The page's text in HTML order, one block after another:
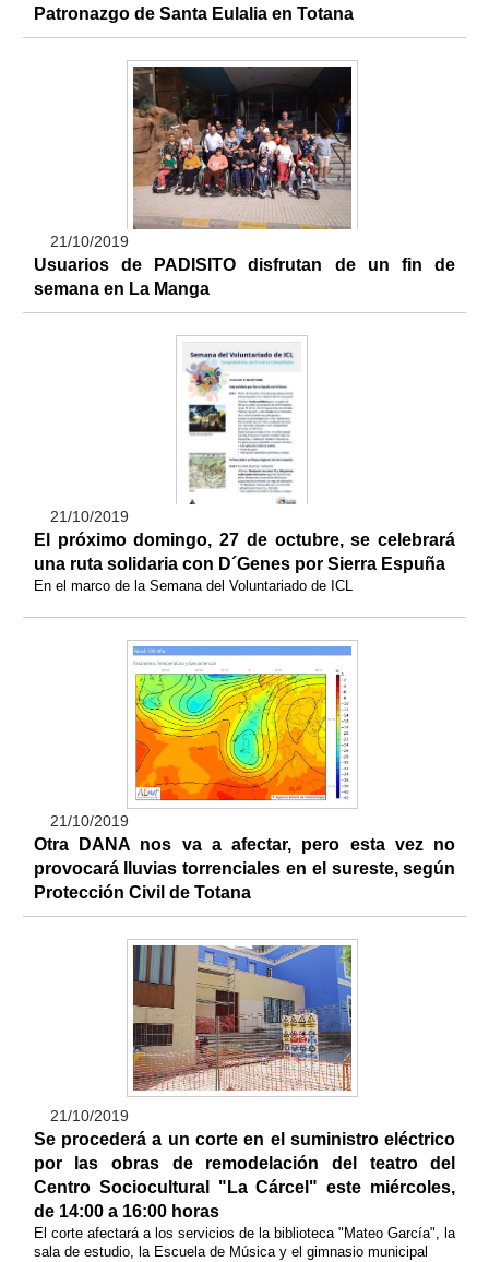
Patronazgo de Santa Eulalia en Totana
21/10/2019
Usuarios de PADISITO disfrutan de un fin de
semana en La Manga
21/10/2019
El próximo domingo, 27 de octubre, se celebrará
una ruta solidaria con D´Genes por Sierra Espuña
En el marco de la Semana del Voluntariado de ICL
21/10/2019
Otra DANA nos va a afectar, pero esta vez no
provocará lluvias torrenciales en el sureste, según
Protección Civil de Totana
21/10/2019
Se procederá a un corte en el suministro eléctrico
por las obras de remodelación del teatro del
Centro Sociocultural "La Cárcel" este miércoles,
de 14:00 a 16:00 horas
El corte afectará a los servicios de la biblioteca "Mateo García", la
sala de estudio, la Escuela de Música y el gimnasio municipal